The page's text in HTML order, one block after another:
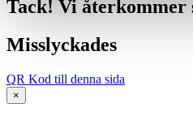
Tack! Vi återkommer
Misslyckades
QR Kod till denna sida
×